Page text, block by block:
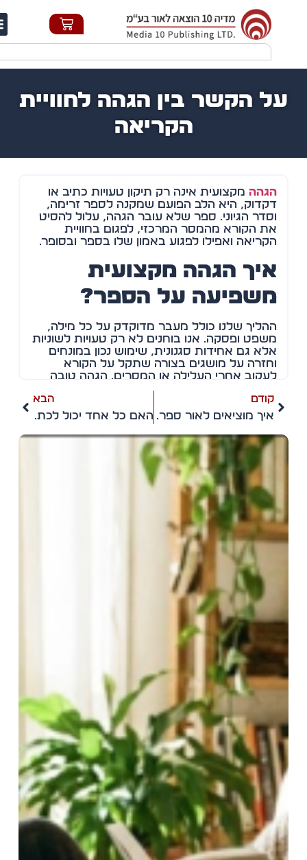
הקשר בין הגהה לחוויית
הקריאה
הגההמקצועית אינה רק תיקון טעויות כתיב או
דקדוק, היא הלב הפועם שמקנה לספר זרימה,
וסדר הגיוני. ספר שלא עובר הגהה, עלול להסיט
את הקורא מהמסר המרכזי, לפגום בחוויית
הקריאה ואפילו לפגוע באמון שלו בספר ובסופר.
איך הגהה מקצועית
משפיעה על הספר?
ההליך שלנו כולל מעבר מדוקדק על כל מילה,
משפט ופסקה. אנו בוחנים לא רק טעויות לשוניות
אלא גם אחידות סגנונית, שימוש נכון במונחים
וחזרה על מושגים בצורה שתקל על הקורא
לעקוב אחרי העלילה או המסרים. הגהה טובה
הופכת את הטקסט לנעים לעין ולקריאה, מסירה
הסחות דעת ושומרת על חוויית קריאה רציפה
ומרתקת.
ספר מאורגן – חוויית
קריאה הרמונית וזורמת
מעבר לתיקון השגיאות, אנו שמים דגש גם על
מבנה הספר. ספר מאורגן נכון, עם פרקים ברורים
ועימוד נכון, מאפשר לקורא להתמצא בקלות,
להבין את המסרים ולהתחבר לסיפור או למידע.
מבנה מאורגן גם עוזר להבליט רעיונות מרכזיים,
ליצור קצב קריאה נעים ומאפשר חוויה עשירה
יותר, שמחזירה את הקורא להמשיך ולקרוא עוד.
עריכה לשונית בהוצאה
לאור
העריכה הלשונית
טעויות דקדוקיות או ניסוחיות – היא מעצבת את
הסגנון, בונה את הקצב ומסייעת להעברת
המסרים בצורה ברורה ומדויקת. ההגהה, שמגיעה
אחריה, בודקת כל פרט קטן: סימני פיסוק, כתיב,
אחידות בין מונחים, ומבטיחה שהטקסט נטול
שגיאות.
בין אם מדובר בהוצאה פיזית, דיגיטלית או
משולבת, הפקה נכונה כוללת גם עימוד מדויק,
עיצוב גרפי מתאים, בחירת גופנים, תמונות,
ואלמנטים חזותיים נוספים שמשדרגים את הספר
מעבר לטקסט בלבד. השילוב בין העריכה,
ההגהה וההוצאה לאור יוצר ספר שאינו רק נטול
שגיאות אלא גם חווייתי, מובן וקל לקריאה, כזה
שהקורא לא רק לומד ממנו אלא גם נהנה מכל
עמוד ועמוד.